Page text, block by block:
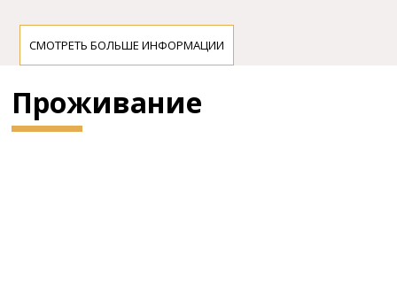
СМОТРЕТЬ БОЛЬШЕ ИНФОРМАЦИИ
Проживание